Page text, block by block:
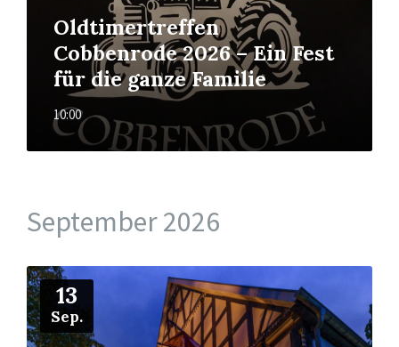
Oldtimertreffen
Cobbenrode 2026 – Ein Fest
für die ganze Familie
10:00
September 2026
13
Sep.
Mehr